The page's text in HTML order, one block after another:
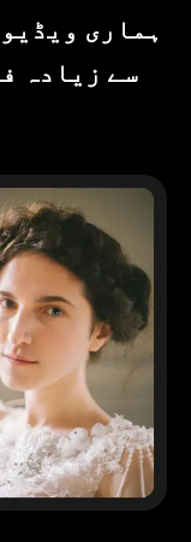
ہماری
سے زیادہ